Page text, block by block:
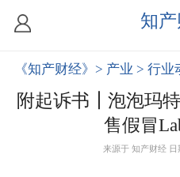
知
《知产财经》 > 产业 > 行业
附起诉书┃泡泡玛
售假冒
来源于 知产财经